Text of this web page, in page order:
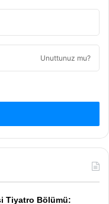
Unuttunuz mu?
Tiyatro Bölümü: